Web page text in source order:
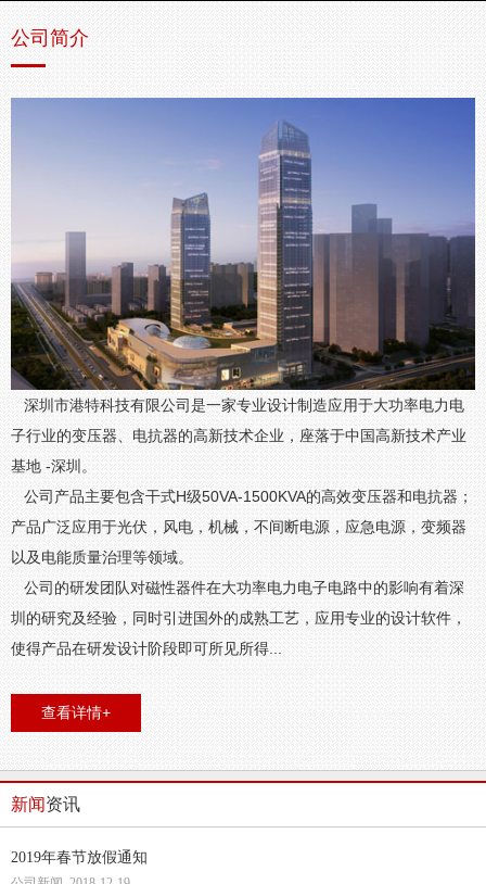
公司简介
深圳市港特科技有限公司是一家专业设计制造应用于大功率电力电
子行业的变压器、电抗器的高新技术企业，座落于中国高新技术产业
基地 -深圳。
公司产品主要包含干式H级50VA-1500KVA的高效变压器和电抗器；
产品广泛应用于光伏，风电，机械，不间断电源，应急电源，变频器
以及电能质量治理等领域。
公司的研发团队对磁性器件在大功率电力电子电路中的影响有着深
圳的研究及经验，同时引进国外的成熟工艺，应用专业的设计软件，
使得产品在研发设计阶段即可所见所得...
查看详情+
新闻资讯
2019年春节放假通知